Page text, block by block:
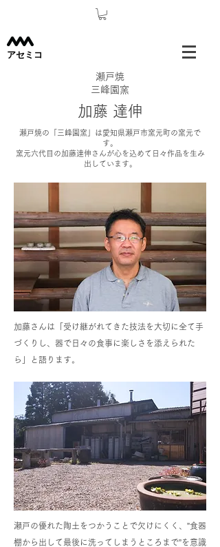
​アセミコ
瀬戸焼
三峰園窯
加藤 達伸
瀬戸焼の「三峰園窯」は愛知県瀬戸市窯元町の窯元で
す。
窯元六代目の加藤達伸さんが心を込めて日々作品を生み
出しています。
加藤さんは「受け継がれてきた技法を大切に全て手
づくりし、器で日々の食事に楽しさを添えられた
ら」と語ります。
瀬戸の優れた陶土をつかうことで欠けにくく、”食器
棚から出して最後に洗ってしまうところまで”を意識